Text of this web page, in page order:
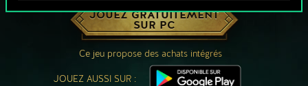
JOUEZ GRATUITEMENT
SUR PC
Ce jeu propose des achats intégrés
JOUEZ AUSSI SUR :